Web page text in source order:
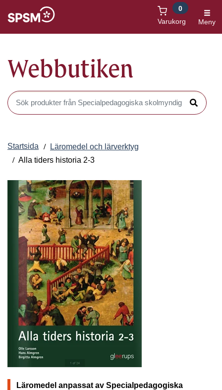
Varukorg
0
Meny
Webbutiken
Sök produkter i Webbutiken
Sök
Startsida
Läromedel och lärverktyg
Alla tiders historia 2-3
Läromedel anpassat av Specialpedagogiska